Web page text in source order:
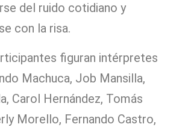
del ruido cotidiano y
con la risa.
figuran intérpretes
Machuca, Job Mansilla,
Carol Hernández, Tomás
Morello, Fernando Castro,